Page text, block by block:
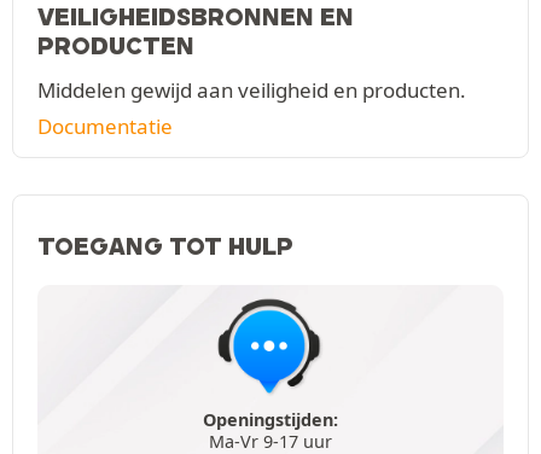
VEILIGHEIDSBRONNEN EN
PRODUCTEN
Middelen gewijd aan veiligheid en producten.
Documentatie
TOEGANG TOT HULP
Openingstijden:
Ma-Vr 9-17 uur